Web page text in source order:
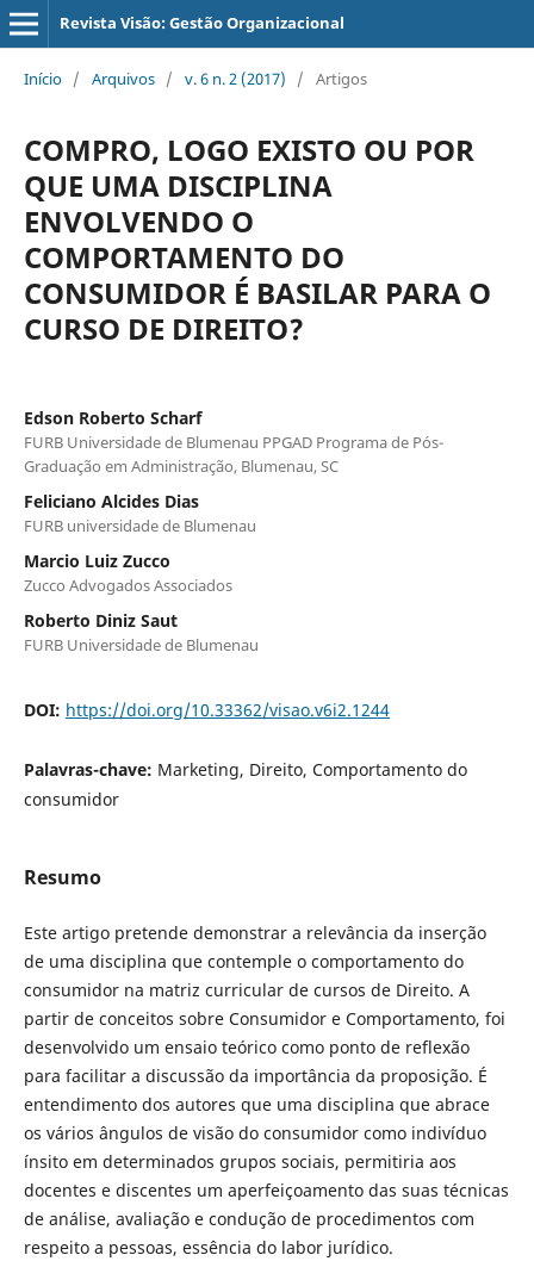
Revista Visão: Gestão Organizacional
Início / Arquivos / v. 6 n. 2 (2017) / Artigos
COMPRO, LOGO EXISTO OU POR
QUE UMA DISCIPLINA
ENVOLVENDO O
COMPORTAMENTO DO
CONSUMIDOR É BASILAR PARA O
CURSO DE DIREITO?
Edson Roberto Scharf
FURB Universidade de Blumenau PPGAD Programa de Pós-
Graduação em Administração, Blumenau, SC
Feliciano Alcides Dias
FURB universidade de Blumenau
Marcio Luiz Zucco
Zucco Advogados Associados
Roberto Diniz Saut
FURB Universidade de Blumenau
DOI: https://doi.org/10.33362/visao.v6i2.1244
Palavras-chave: Marketing, Direito, Comportamento do
consumidor
Resumo
Este artigo pretende demonstrar a relevância da inserção
de uma disciplina que contemple o comportamento do
consumidor na matriz curricular de cursos de Direito. A
partir de conceitos sobre Consumidor e Comportamento, foi
desenvolvido um ensaio teórico como ponto de reflexão
para facilitar a discussão da importância da proposição. É
entendimento dos autores que uma disciplina que abrace
os vários ângulos de visão do consumidor como indivíduo
ínsito em determinados grupos sociais, permitiria aos
docentes e discentes um aperfeiçoamento das suas técnicas
de análise, avaliação e condução de procedimentos com
respeito a pessoas, essência do labor jurídico.